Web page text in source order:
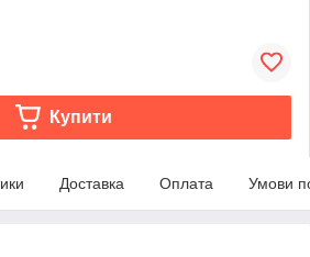
Купити
Доставка Оплата Умови